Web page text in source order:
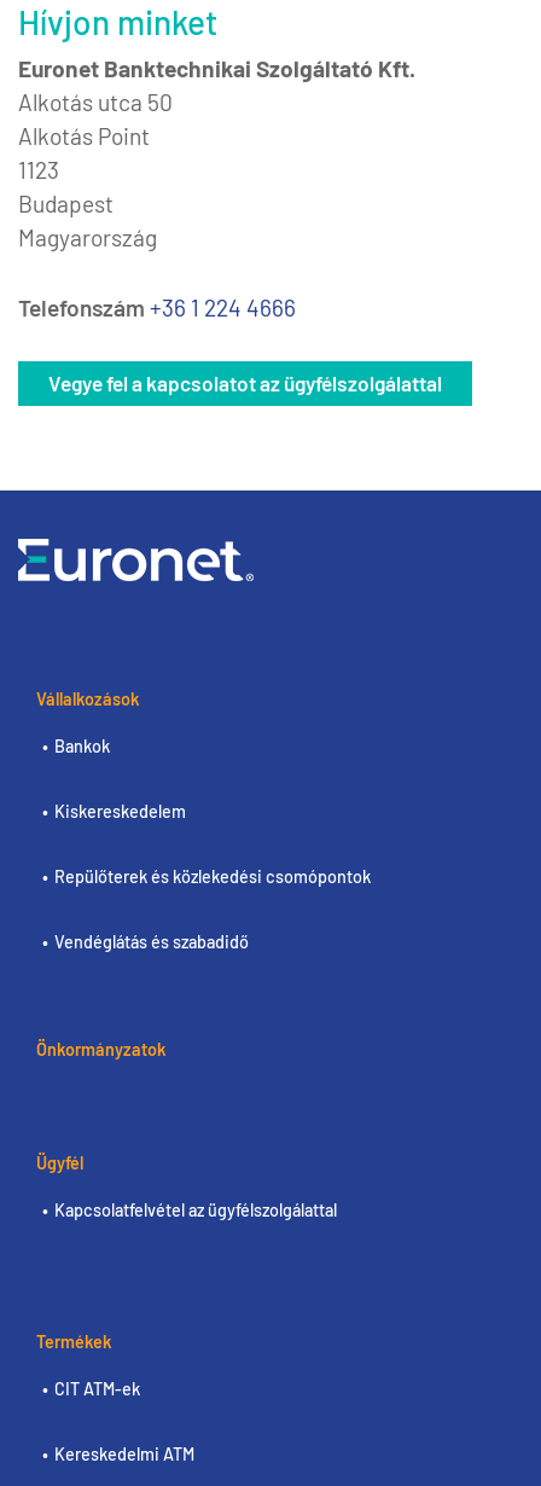
Hívjon minket
Euronet Banktechnikai Szolgáltató Kft.
Alkotás utca 50
Alkotás Point
1123
Budapest
Magyarország
Telefonszám +36 1 224 4666
Vegye fel a kapcsolatot az ügyfélszolgálattal
Vállalkozások
Bankok
Kiskereskedelem
Repülőterek és közlekedési csomópontok
Vendéglátás és szabadidő
Önkormányzatok
Ügyfél
Kapcsolatfelvétel az ügyfélszolgálattal
Termékek
CIT ATM-ek
Kereskedelmi ATM